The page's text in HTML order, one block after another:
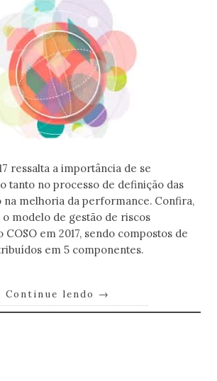
ressalta a importância de se
tanto no processo de definição das
na melhoria da performance. Confira,
o modelo de gestão de riscos
em 2017, sendo compostos de
em 5 componentes.
Continue lendo →